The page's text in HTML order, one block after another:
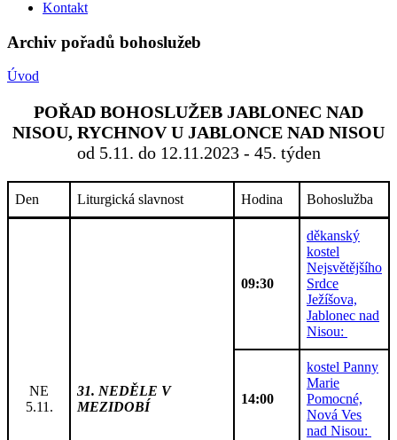
Kontakt
Archiv pořadů bohoslužeb
Úvod
POŘAD BOHOSLUŽEB JABLONEC NAD
NISOU, RYCHNOV U JABLONCE NAD NISOU
od 5.11. do 12.11.2023 - 45. týden
Den Liturgická slavnost Hodina Bohoslužba
NE
5.11.
31. NEDĚLE V
MEZIDOBÍ
09:30
děkanský
kostel
Nejsvětějšího
Srdce
Ježíšova,
Jablonec nad
Nisou:
14:00
kostel Panny
Marie
Pomocné,
Nová Ves
nad Nisou: